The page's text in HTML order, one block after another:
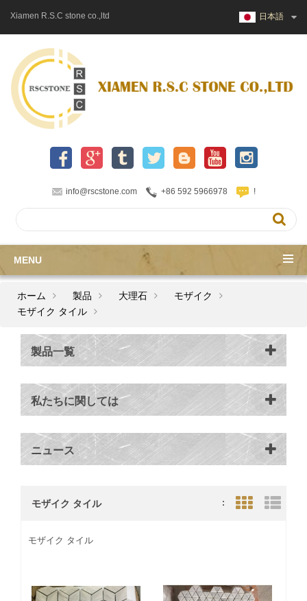
Xiamen R.S.C stone co.,ltd 日本語
info@rscstone.com +86 592 5966978 !
MENU
ホーム 製品 大理石
モザイク
モザイク タイル
製品一覧
私たちに関しては
ニュース
モザイク タイル : Grid View
モザイク タイル